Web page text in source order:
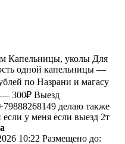
Капельницы, уколы Для
одной капельницы —
по Назрани и магасу
300₽ Выезд
делаю также
у меня если выезд 2т
10:22 Размещено до: